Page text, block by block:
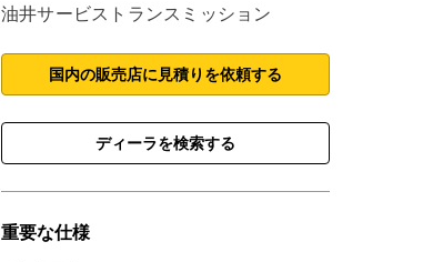
油井サービストランスミッション
国内の販売店に見積りを依頼する
ディーラを検索する
重要な仕様